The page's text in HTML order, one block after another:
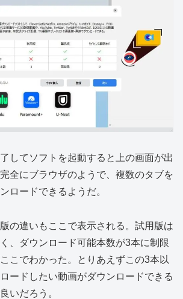
してソフトを起動すると上の画面が出
全にブラウザのようで、複数のタブを
ロードできるようだ。
の違いもここで表示される。試用版は
、ダウンロード可能本数が3本に制限
こでわかった。とりあえずこの3本以
ードしたい動画がダウンロードできる
いだろう。